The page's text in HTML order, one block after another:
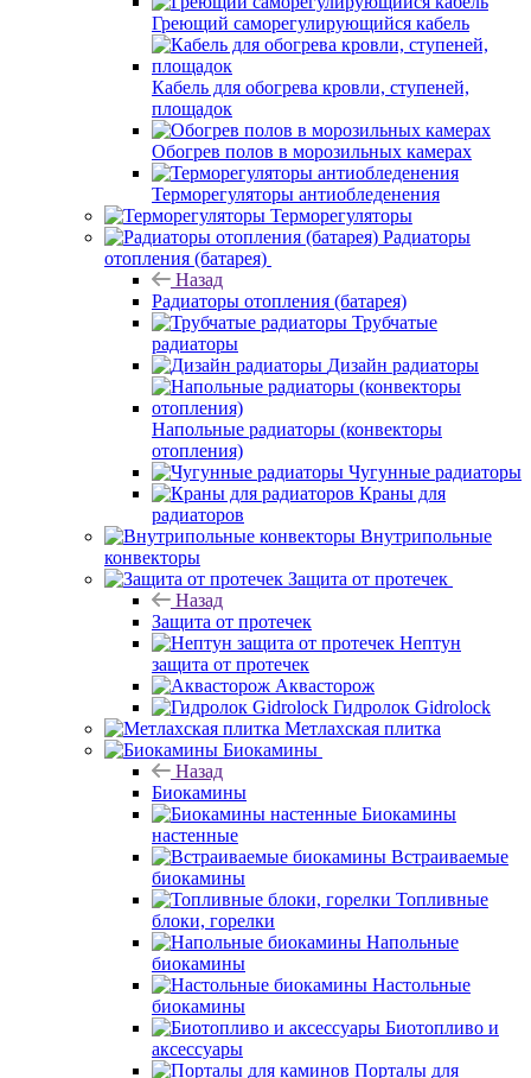
Греющий саморегулирующийся кабель
Кабель для обогрева кровли, ступеней,
площадок
Обогрев полов в морозильных камерах
Терморегуляторы антиобледенения
Терморегуляторы
Радиаторы
отопления (батарея)
Назад
Радиаторы отопления (батарея)
Трубчатые
радиаторы
Дизайн радиаторы
Напольные радиаторы (конвекторы
отопления)
Чугунные радиаторы
Краны для
радиаторов
Внутрипольные
конвекторы
Защита от протечек
Назад
Защита от протечек
Нептун
защита от протечек
Аквасторож
Гидролок Gidrolock
Метлахская плитка
Биокамины
Назад
Биокамины
Биокамины
настенные
Встраиваемые
биокамины
Топливные
блоки, горелки
Напольные
биокамины
Настольные
биокамины
Биотопливо и
аксессуары
Порталы для